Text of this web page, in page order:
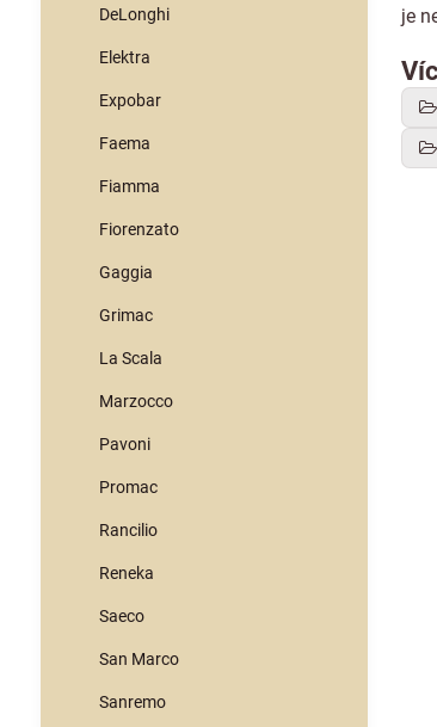
je
DeLonghi
Elektra
Expobar
Faema
Fiamma
Fiorenzato
Gaggia
Grimac
La Scala
Marzocco
Pavoni
Promac
Rancilio
Reneka
Saeco
San Marco
Sanremo